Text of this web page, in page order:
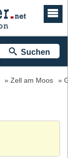
Suchen
Zell am Moos